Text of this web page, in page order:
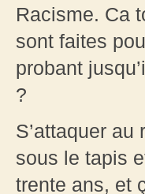
Racisme. Ca
sont faites
probant
?
S’attaquer
sous le tapis
trente ans, et